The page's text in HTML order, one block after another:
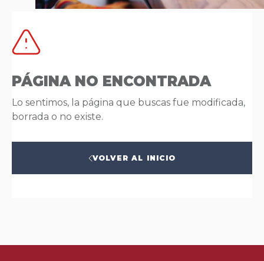
PÁGINA NO ENCONTRADA
Lo sentimos, la página que buscas fue modificada,
borrada o no existe.
VOLVER AL INICIO